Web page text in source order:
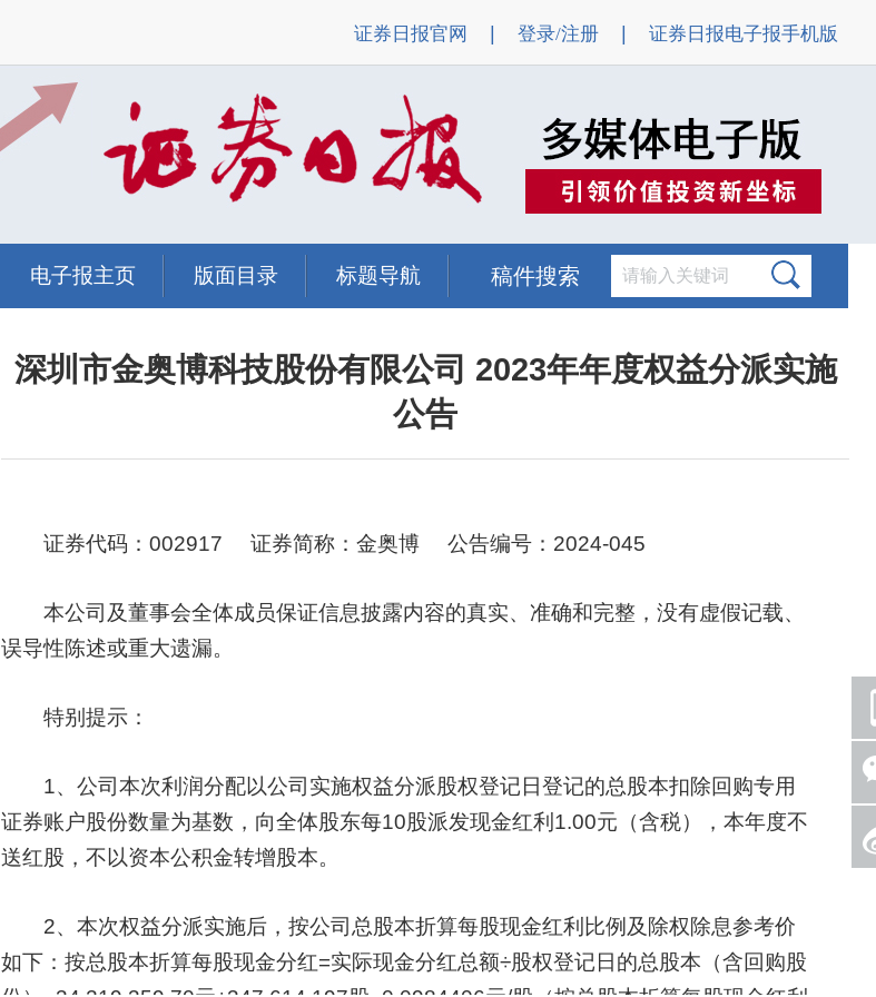
证券日报官网 登录/注册 证券日报电子报手机版
电子报主页 版面目录 标题导航 稿件搜索
深圳市金奥博科技股份有限公司 2023年年度权益分派实施
公告
证券代码：002917 证券简称：金奥博 公告编号：2024-045
本公司及董事会全体成员保证信息披露内容的真实、准确和完整，没有虚假记载、
误导性陈述或重大遗漏。
特别提示：
1、公司本次利润分配以公司实施权益分派股权登记日登记的总股本扣除回购专用
证券账户股份数量为基数，向全体股东每10股派发现金红利1.00元（含税），本年度不
送红股，不以资本公积金转增股本。
2、本次权益分派实施后，按公司总股本折算每股现金红利比例及除权除息参考价
如下：按总股本折算每股现金分红=实际现金分红总额÷股权登记日的总股本（含回购股